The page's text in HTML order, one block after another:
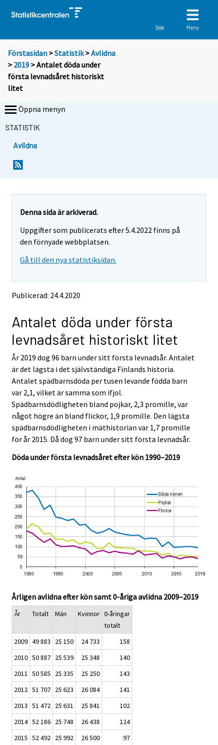
Sök Meny
Förstasidan >Statistik >Avlidna
> 2019 > Antalet döda under
första levnadsåret historiskt
litet
Öppna menyn
STATISTIK
Avlidna
Denna sida är arkiverad.
Uppgifter som publicerats efter 5.4.2022 finns på
den förnyade webbplatsen.
Gå till den nya statistiksidan.
Publicerad: 24.4.2020
Antalet döda under första
levnadsåret historiskt litet
År 2019 dog 96 barn under sitt första levnadsår. Antalet
är det lägsta i det självständiga Finlands historia.
Antalet spädbarnsdöda per tusen levande födda barn
var 2,1, vilket är samma som ifjol.
Spädbarnsdödligheten bland pojkar, 2,3 promille, var
något högre än bland flickor, 1,9 promille. Den lägsta
spädbarnsdödligheten i mäthistorian var 1,7 promille
för år 2015. Då dog 97 barn under sitt första levnadsår.
Döda under första levnadsåret efter kön 1990–2019
Årligen avlidna efter kön samt 0-åriga avlidna 2009–2019
År Totalt Män Kvinnor 0-åringar
totalt
2009 49 883 25 150 24 733
158
2010 50 887 25 539 25 348
140
2011 50 585 25 335 25 250
143
2012 51 707 25 623 26 084
141
2013 51 472 25 631 25 841
102
2014 52 186 25 748 26 438
124
2015 52 492 25 992 26 500
97